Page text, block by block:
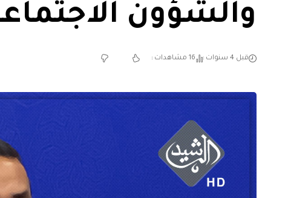
والشؤون
قبل 4 سنوات 16 مشاهدات